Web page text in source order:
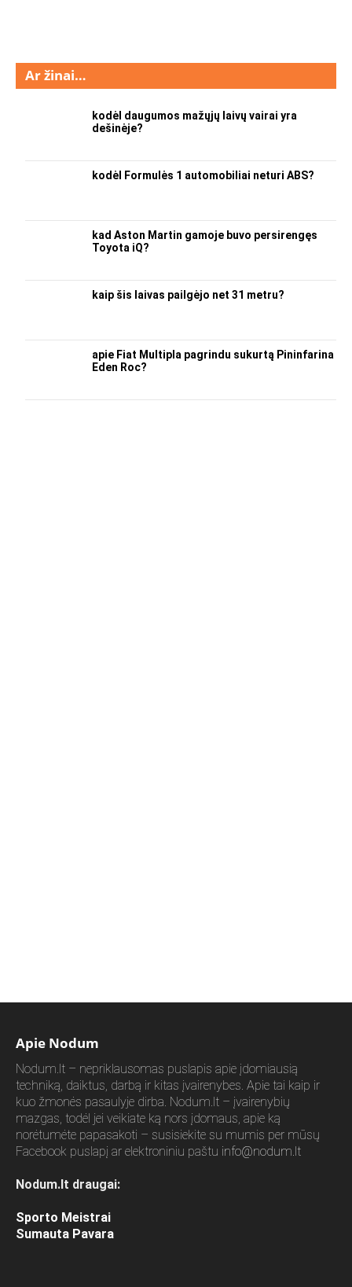
Ar žinai…
kodėl daugumos mažųjų laivų vairai yra
dešinėje?
kodėl Formulės 1 automobiliai neturi ABS?
kad Aston Martin gamoje buvo persirengęs
Toyota iQ?
kaip šis laivas pailgėjo net 31 metru?
apie Fiat Multipla pagrindu sukurtą Pininfarina
Eden Roc?
Apie Nodum
Nodum.lt – nepriklausomas puslapis apie įdomiausią
techniką, daiktus, darbą ir kitas įvairenybes. Apie tai kaip ir
kuo žmonės pasaulyje dirba. Nodum.lt – įvairenybių
mazgas, todėl jei veikiate ką nors įdomaus, apie ką
norėtumėte papasakoti – susisiekite su mumis per mūsų
Facebook puslapį ar elektroniniu paštu info@nodum.lt
Nodum.lt draugai:
Sporto Meistrai
Sumauta Pavara